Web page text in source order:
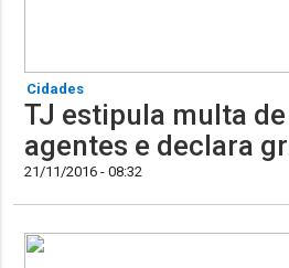
Cidades
TJ estipula multa
agentes e declara
21/11/2016 - 08:32